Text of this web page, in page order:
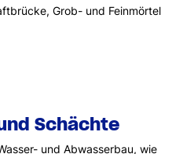
Grob- und Feinmörtel
Schächte
und Abwasserbau, wie